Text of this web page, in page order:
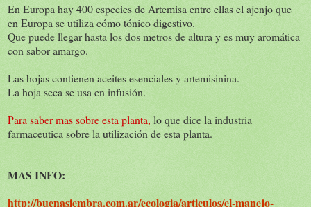
En Europa hay 400 especies de Artemisa entre ellas el ajenjo que
en Europa se utiliza cómo tónico digestivo.
Que puede llegar hasta los dos metros de altura y es muy aromática
con sabor amargo.
Las hojas contienen aceites esenciales y artemisinina.
La hoja seca se usa en infusión.
Para saber mas sobre esta planta, lo que dice la industria
farmaceutica sobre la utilización de esta planta.
MAS INFO:
http://buenasiembra.com.ar/ecologia/articulos/el-manejo-